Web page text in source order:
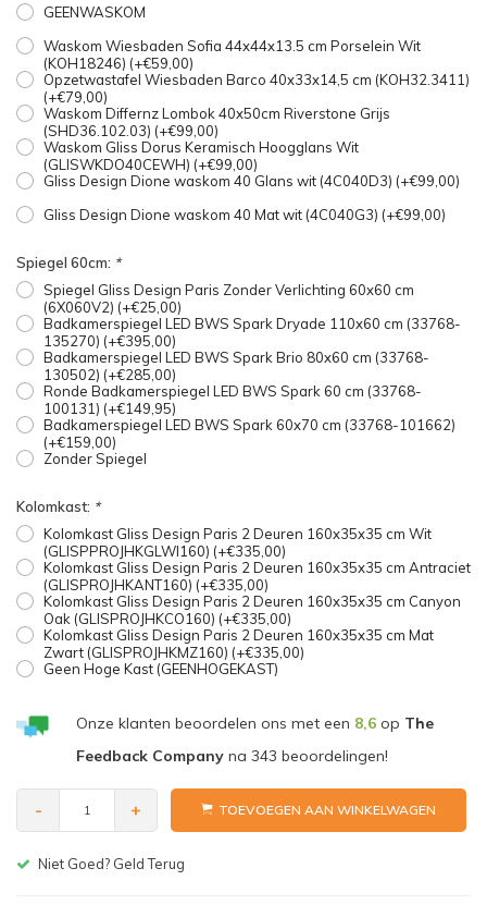
GEENWASKOM
Waskom Wiesbaden Sofia 44x44x13.5 cm Porselein Wit
(KOH18246) (+€59,00)
Opzetwastafel Wiesbaden Barco 40x33x14,5 cm (KOH32.3411)
(+€79,00)
Waskom Differnz Lombok 40x50cm Riverstone Grijs
(SHD36.102.03) (+€99,00)
Waskom Gliss Dorus Keramisch Hoogglans Wit
(GLISWKDO40CEWH) (+€99,00)
Gliss Design Dione waskom 40 Glans wit (4C040D3) (+€99,00)
Gliss Design Dione waskom 40 Mat wit (4C040G3) (+€99,00)
Spiegel 60cm: *
Spiegel Gliss Design Paris Zonder Verlichting 60x60 cm
(6X060V2) (+€25,00)
Badkamerspiegel LED BWS Spark Dryade 110x60 cm (33768-
135270) (+€395,00)
Badkamerspiegel LED BWS Spark Brio 80x60 cm (33768-
130502) (+€285,00)
Ronde Badkamerspiegel LED BWS Spark 60 cm (33768-
100131) (+€149,95)
Badkamerspiegel LED BWS Spark 60x70 cm (33768-101662)
(+€159,00)
Zonder Spiegel
Kolomkast: *
Kolomkast Gliss Design Paris 2 Deuren 160x35x35 cm Wit
(GLISPPROJHKGLWI160) (+€335,00)
Kolomkast Gliss Design Paris 2 Deuren 160x35x35 cm Antraciet
(GLISPROJHKANT160) (+€335,00)
Kolomkast Gliss Design Paris 2 Deuren 160x35x35 cm Canyon
Oak (GLISPROJHKCO160) (+€335,00)
Kolomkast Gliss Design Paris 2 Deuren 160x35x35 cm Mat
Zwart (GLISPROJHKMZ160) (+€335,00)
Geen Hoge Kast (GEENHOGEKAST)
Onze klanten beoordelen ons met een 8,6op The
Feedback Companyna 343 beoordelingen!
- + TOEVOEGEN AAN WINKELWAGEN
Gratis bezorgen v.a. € 150,-(NL)